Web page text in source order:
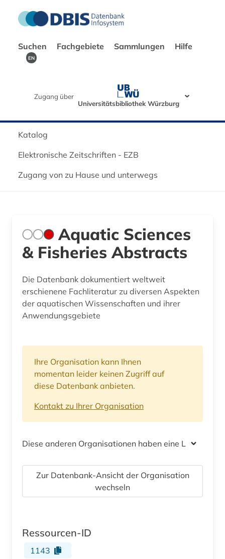
Suchen Fachgebiete Sammlungen Hilfe
EN
Zugang über
Universitätsbibliothek Würzburg
Katalog
Elektronische Zeitschriften - EZB
Zugang von zu Hause und unterwegs
Aquatic Sciences
& Fisheries Abstracts
Die Datenbank dokumentiert weltweit
erschienene Fachliteratur zu diversen Aspekten
der aquatischen Wissenschaften und ihrer
Anwendungsgebiete
Ihre Organisation kann Ihnen
momentan leider keinen Zugriff auf
diese Datenbank anbieten.
Kontakt zu Ihrer Organisation
Diese anderen Organisationen haben eine Lizenz
Zur Datenbank-Ansicht der Organisation
wechseln
Ressourcen-ID
1143